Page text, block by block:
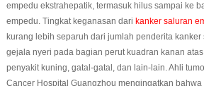
empedu ekstrahepatik, termasuk hilus sampai ke
empedu. Tingkat keganasan dari kanker saluran
kurang lebih separuh dari jumlah penderita kanker
gejala nyeri pada bagian perut kuadran kanan
penyakit kuning, gatal-gatal, dan lain-lain. Ahli
Cancer Hospital Guangzhou mengingatkan